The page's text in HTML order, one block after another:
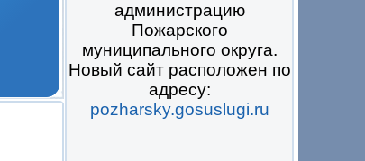
администрацию
Пожарского
муниципального округа.
Новый сайт расположен по
адресу:
pozharsky.gosuslugi.ru